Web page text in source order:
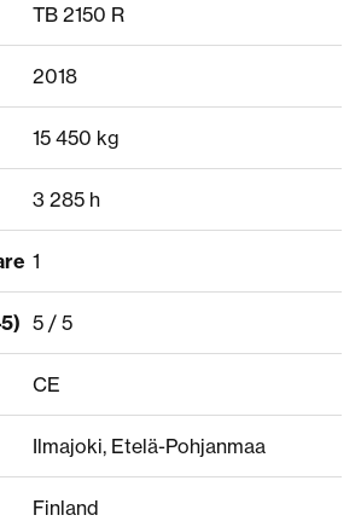
TB 2150 R
2018
15 450 kg
3 285 h
1
5 / 5
CE
Ilmajoki, Etelä-Pohjanmaa
Finland